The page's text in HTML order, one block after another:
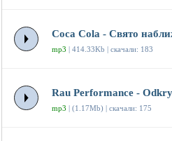
Coca Cola - Свято
mp3 | 414.33Kb | скачали: 183
Rau Performance -
mp3 | (1.17Mb) | скачали: 175